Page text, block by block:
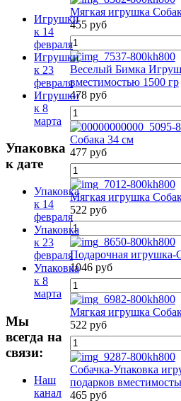
Мягкая игрушка
455 руб
Веселый Бимка
вместимостью 1500 гр
478 руб
Собака 34 см
477 руб
Мягкая игрушка
522 руб
Подарочная игрушка-
1046 руб
Мягкая игрушка
522 руб
Собачка-Упаковка
подарков
465 руб
Игрушки
к 14
февраля
Игрушки
к 23
февраля
Игрушки
к 8
марта
Упаковка
к дате
Упаковка
к 14
февраля
Упаковка
к 23
февраля
Упаковка
к 8
марта
Мы
всегда на
связи:
Наш
канал